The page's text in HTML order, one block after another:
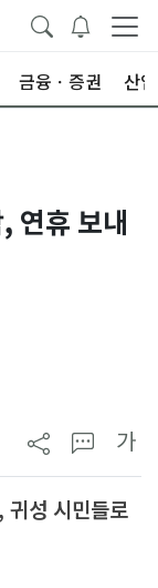
금융ㆍ증권 산업
연휴 보내
가
귀성 시민들로